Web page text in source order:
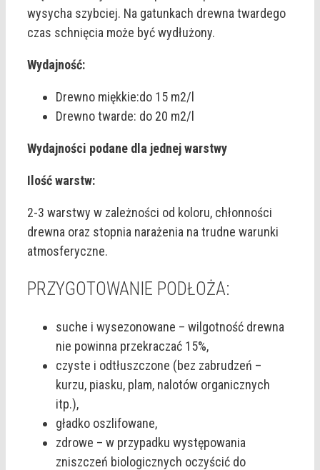
wysycha szybciej. Na gatunkach drewna twardego
czas schnięcia może być wydłużony.
Wydajność:
Drewno miękkie:do 15 m2/l
Drewno twarde: do 20 m2/l
Wydajności podane dla jednej warstwy
Ilość warstw:
2-3 warstwy w zależności od koloru, chłonności
drewna oraz stopnia narażenia na trudne warunki
atmosferyczne.
PRZYGOTOWANIE PODŁOŻA:
suche i wysezonowane – wilgotność drewna
nie powinna przekraczać 15%,
czyste i odtłuszczone (bez zabrudzeń –
kurzu, piasku, plam, nalotów organicznych
itp.),
gładko oszlifowane,
zdrowe – w przypadku występowania
zniszczeń biologicznych oczyścić do